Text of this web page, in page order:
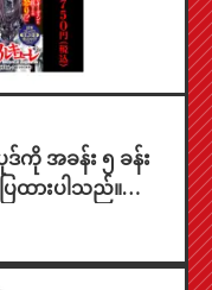
ကို အခန်း ၅ ခန်း
ထားပါသည်။
Comic
ာင်းချပေးပါ